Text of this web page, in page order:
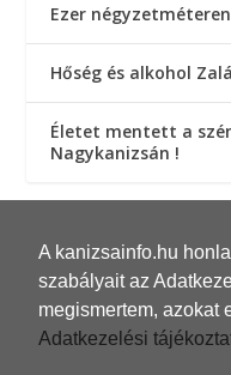
A kanizsainfo.hu
szabályait az
megismertem, azokat
Adatkezelési
Ezer
Hőség és alkohol
Életet mentett a
Nagykanizsán !
FACEBOOK